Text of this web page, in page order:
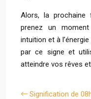
Alors, la prochaine
prenez un
intuition et à
par ce signe et
atteindre vos rêves
Signification de